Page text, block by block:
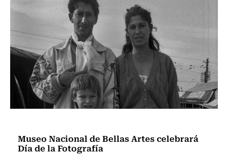
Museo Nacional de Bellas Artes celebrará
Día de la Fotografía